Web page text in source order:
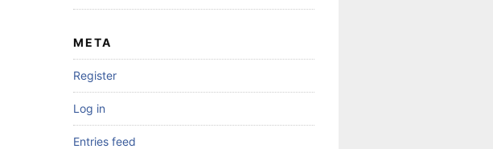
META
Register
Log in
Entries feed